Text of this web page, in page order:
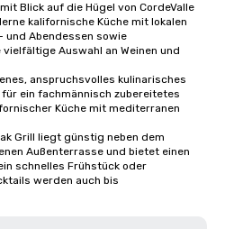
mit Blick auf die Hügel von CordeValle
kalifornische Küche mit lokalen
und Abendessen sowie
Auswahl an Weinen und
anspruchsvolles kulinarisches
ein fachmännisch zubereitetes
Küche mit mediterranen
Grill liegt günstig neben dem
Außenterrasse und bietet einen
schnelles Frühstück oder
werden auch bis